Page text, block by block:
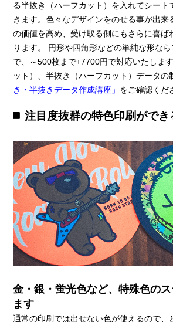
る半抜き（ハーフカット）を入れてシート
きます。色々なデザインをのせる事が出来
の価値を高め、受け取る側にもさらに喜ば
ります。 円形や四角形などの単純な形な
で、～500枚まで+7700円で対応いたしま
ット）、半抜き（ハーフカット）データの
き・半抜きデータ作成講座」 をご確認くだ
注目度抜群の特色印刷ができ
金・銀・蛍光色など、特殊色の
ます
通常の印刷では出せない色が使えるので、